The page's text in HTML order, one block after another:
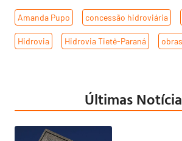
Amanda Pupo concessão hidroviária
Hidrovia Hidrovia Tietê-Paraná
Últimas